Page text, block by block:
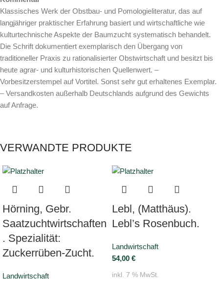
Klassisches Werk der Obstbau- und Pomologieliteratur, das auf
langjähriger praktischer Erfahrung basiert und wirtschaftliche wie
kulturtechnische Aspekte der Baumzucht systematisch behandelt.
Die Schrift dokumentiert exemplarisch den Übergang von
traditioneller Praxis zu rationalisierter Obstwirtschaft und besitzt bis
heute agrar- und kulturhistorischen Quellenwert. –
Vorbesitzerstempel auf Vortitel. Sonst sehr gut erhaltenes Exemplar.
– Versandkosten außerhalb Deutschlands aufgrund des Gewichts
auf Anfrage.
VERWANDTE PRODUKTE
Hörning, Gebr.
Saatzuchtwirtschaften
. Spezialität:
Zuckerrüben-Zucht.
Landwirtschaft
Lebl, (Matthäus).
Lebl’s Rosenbuch.
Landwirtschaft
54,00 €
inkl. 7 % MwSt.